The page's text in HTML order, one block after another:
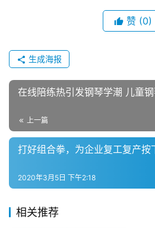
互
联
网
娱
乐
综
房
产
家
赞 (0)
生成海报
在线陪练热引发钢琴学潮 儿童
上一篇
打好组合拳，为企业复工复产按
2020年3月5日 下午2:18
相关推荐